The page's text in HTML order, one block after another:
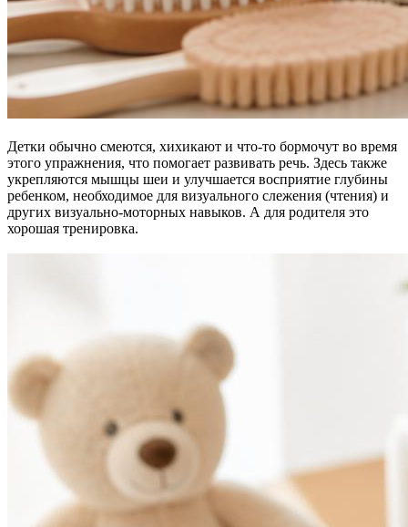
Детки обычно смеются, хихикают и что-то бормочут во время
этого упражнения, что помогает развивать речь. Здесь также
укрепляются мышцы шеи и улучшается восприятие глубины
ребенком, необходимое для визуального слежения (чтения) и
других визуально-моторных навыков. А для родителя это
хорошая тренировка.